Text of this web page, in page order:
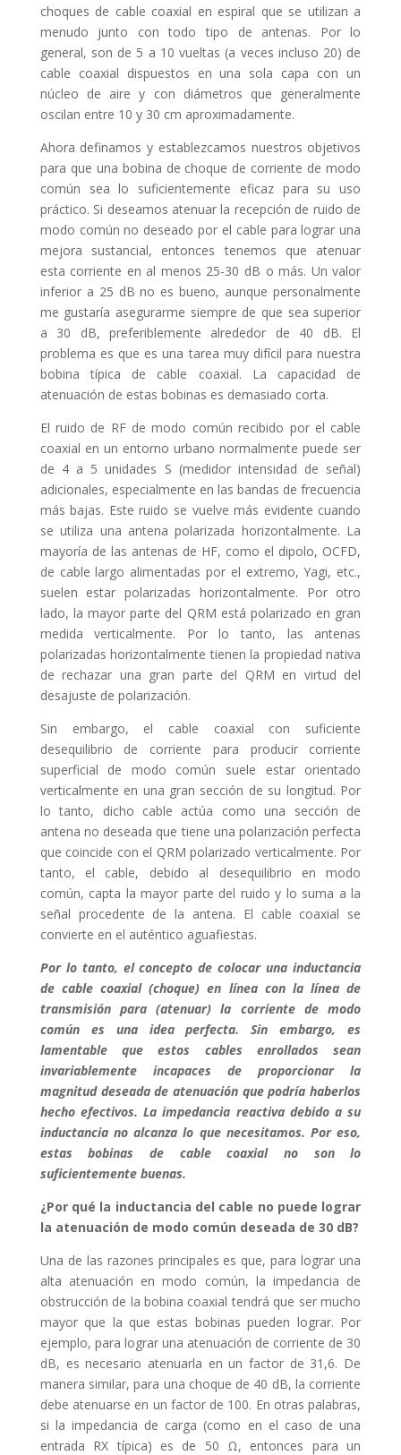
choques de cable coaxial en espiral que se utilizan a
menudo junto con todo tipo de antenas. Por lo
general, son de 5 a 10 vueltas (a veces incluso 20) de
cable coaxial dispuestos en una sola capa con un
núcleo de aire y con diámetros que generalmente
oscilan entre 10 y 30 cm aproximadamente.
Ahora definamos y establezcamos nuestros objetivos
para que una bobina de choque de corriente de modo
común sea lo suficientemente eficaz para su uso
práctico. Si deseamos atenuar la recepción de ruido de
modo común no deseado por el cable para lograr una
mejora sustancial, entonces tenemos que atenuar
esta corriente en al menos 25-30 dB o más. Un valor
inferior a 25 dB no es bueno, aunque personalmente
me gustaría asegurarme siempre de que sea superior
a 30 dB, preferiblemente alrededor de 40 dB. El
problema es que es una tarea muy difícil para nuestra
bobina típica de cable coaxial. La capacidad de
atenuación de estas bobinas es demasiado corta.
El ruido de RF de modo común recibido por el cable
coaxial en un entorno urbano normalmente puede ser
de 4 a 5 unidades S (medidor intensidad de señal)
adicionales, especialmente en las bandas de frecuencia
más bajas. Este ruido se vuelve más evidente cuando
se utiliza una antena polarizada horizontalmente. La
mayoría de las antenas de HF, como el dipolo, OCFD,
de cable largo alimentadas por el extremo, Yagi, etc.,
suelen estar polarizadas horizontalmente. Por otro
lado, la mayor parte del QRM está polarizado en gran
medida verticalmente. Por lo tanto, las antenas
polarizadas horizontalmente tienen la propiedad nativa
de rechazar una gran parte del QRM en virtud del
desajuste de polarización.
Sin embargo, el cable coaxial con suficiente
desequilibrio de corriente para producir corriente
superficial de modo común suele estar orientado
verticalmente en una gran sección de su longitud. Por
lo tanto, dicho cable actúa como una sección de
antena no deseada que tiene una polarización perfecta
que coincide con el QRM polarizado verticalmente. Por
tanto, el cable, debido al desequilibrio en modo
común, capta la mayor parte del ruido y lo suma a la
señal procedente de la antena. El cable coaxial se
convierte en el auténtico aguafiestas.
Por lo tanto, el concepto de colocar una inductancia
de cable coaxial (choque) en línea con la línea de
transmisión para (atenuar) la corriente de modo
común es una idea perfecta. Sin embargo, es
lamentable que estos cables enrollados sean
invariablemente incapaces de proporcionar la
magnitud deseada de atenuación que podría haberlos
hecho efectivos. La impedancia reactiva debido a su
inductancia no alcanza lo que necesitamos. Por eso,
estas bobinas de cable coaxial no son lo
suficientemente buenas.
¿Por qué la inductancia del cable no puede lograr
la atenuación de modo común deseada de 30 dB?
Una de las razones principales es que, para lograr una
alta atenuación en modo común, la impedancia de
obstrucción de la bobina coaxial tendrá que ser mucho
mayor que la que estas bobinas pueden lograr. Por
ejemplo, para lograr una atenuación de corriente de 30
dB, es necesario atenuarla en un factor de 31,6. De
manera similar, para una choque de 40 dB, la corriente
debe atenuarse en un factor de 100. En otras palabras,
si la impedancia de carga (como en el caso de una
entrada RX típica) es de 50 Ω, entonces para un